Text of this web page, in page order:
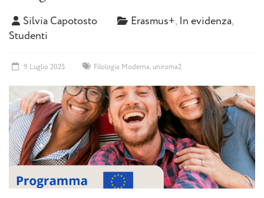
Silvia Capotosto
Erasmus+, In evidenza,
Studenti
9 Luglio 2025 Filologia Moderna, uniroma2